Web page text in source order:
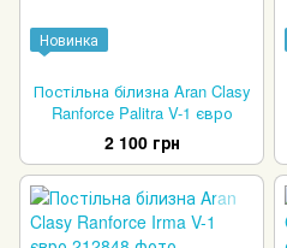
Новинка
Постільна білизна Aran Clasy
Ranforce Palitra V-1 євро
2 100 грн